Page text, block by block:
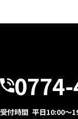
受付時間 平日10:00～